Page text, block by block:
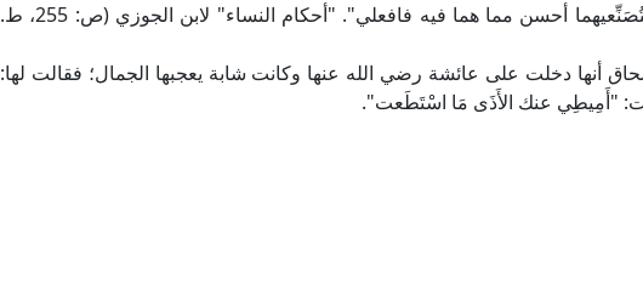
فاستطعت أن تنتزعي مقلتيك فتُصَنِّعيهما أحسن مما هما فيه فافعلي". "أحكام النساء" لابن الجوزي (ص: 255، ط.
أنها دخلت على عائشة رضي الله عنها وكانت شابة يعجبها الجمال؛ فقالت لها:
"أَمِيطِي عنك الأَذَى مَا اسْتَطَعت".